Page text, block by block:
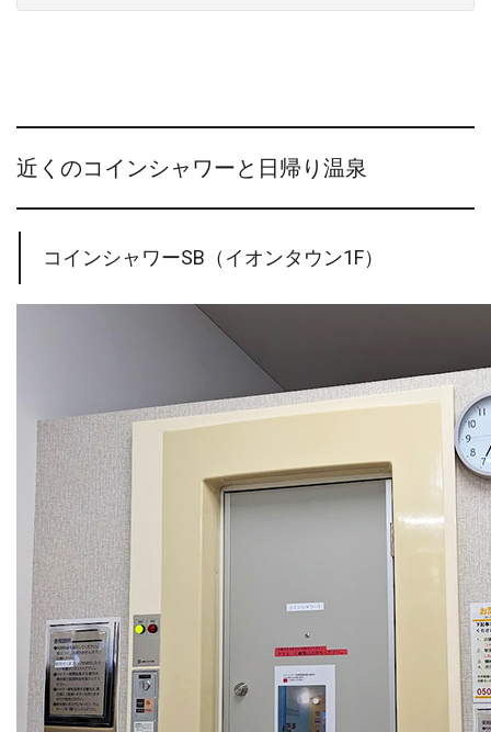
近くのコインシャワーと日帰り温泉
コインシャワーSB（イオンタウン1F）